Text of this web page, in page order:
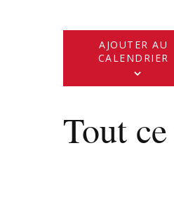
AJOUTER AU
CALENDRIER
Tout